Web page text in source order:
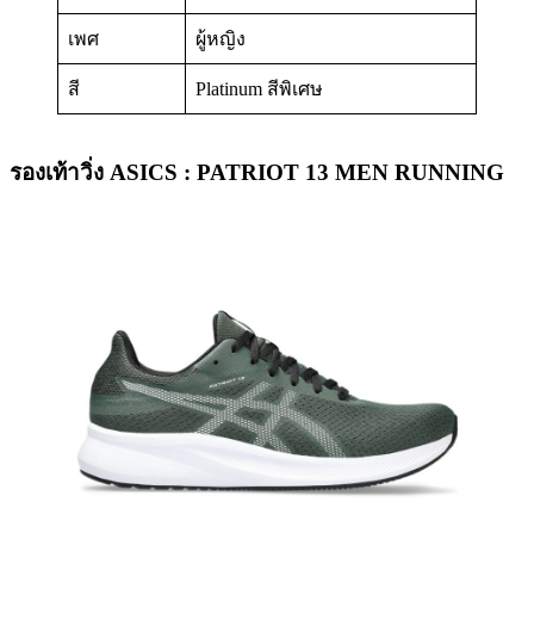
เพศ ผู้หญิง
สี Platinum สีพิเศษ
รองเท้าวิ่ง ASICS : PATRIOT 13 MEN RUNNING